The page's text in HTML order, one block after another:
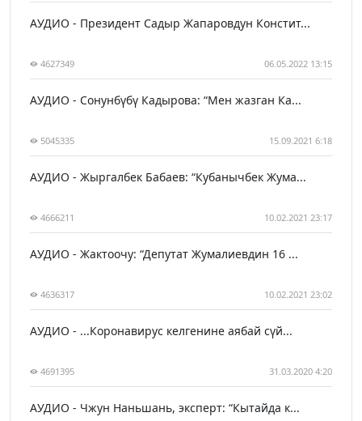
АУДИО - Президент Садыр Жапаровдун Констит...
4627349 06.05.2022 13:15
АУДИО - Сонунбүбү Кадырова: “Мен жазган Ка...
5045335 15.09.2021 6:18
АУДИО - Жыргалбек Бабаев: “Кубанычбек Жума...
4666211 10.02.2021 23:17
АУДИО - Жактоочу: “Депутат Жумалиевдин 16 ...
4636317 10.02.2021 23:02
АУДИО - ...Коронавирус келгенине аябай сүй...
4691395 31.03.2020 4:20
АУДИО - Чжун Наньшань, эксперт: “Кытайда к...